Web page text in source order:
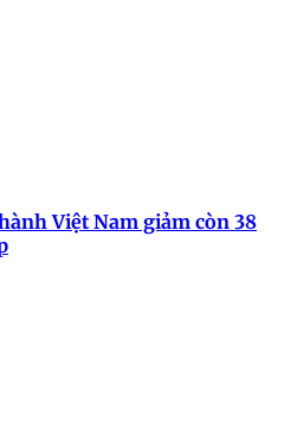
Việt Nam giảm còn 38